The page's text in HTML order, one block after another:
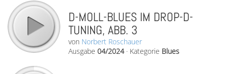
D-MOLL-BLUES IM DROP-D-
TUNING, ABB. 3
von Norbert Roschauer
Ausgabe 04/2024· Kategorie Blues